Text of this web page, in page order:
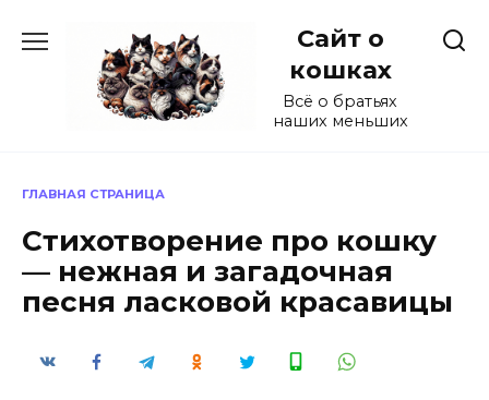
содержанию
Сайт о
кошках
Всё о братьях
наших меньших
ГЛАВНАЯ СТРАНИЦА
Стихотворение про кошку
— нежная и загадочная
песня ласковой красавицы